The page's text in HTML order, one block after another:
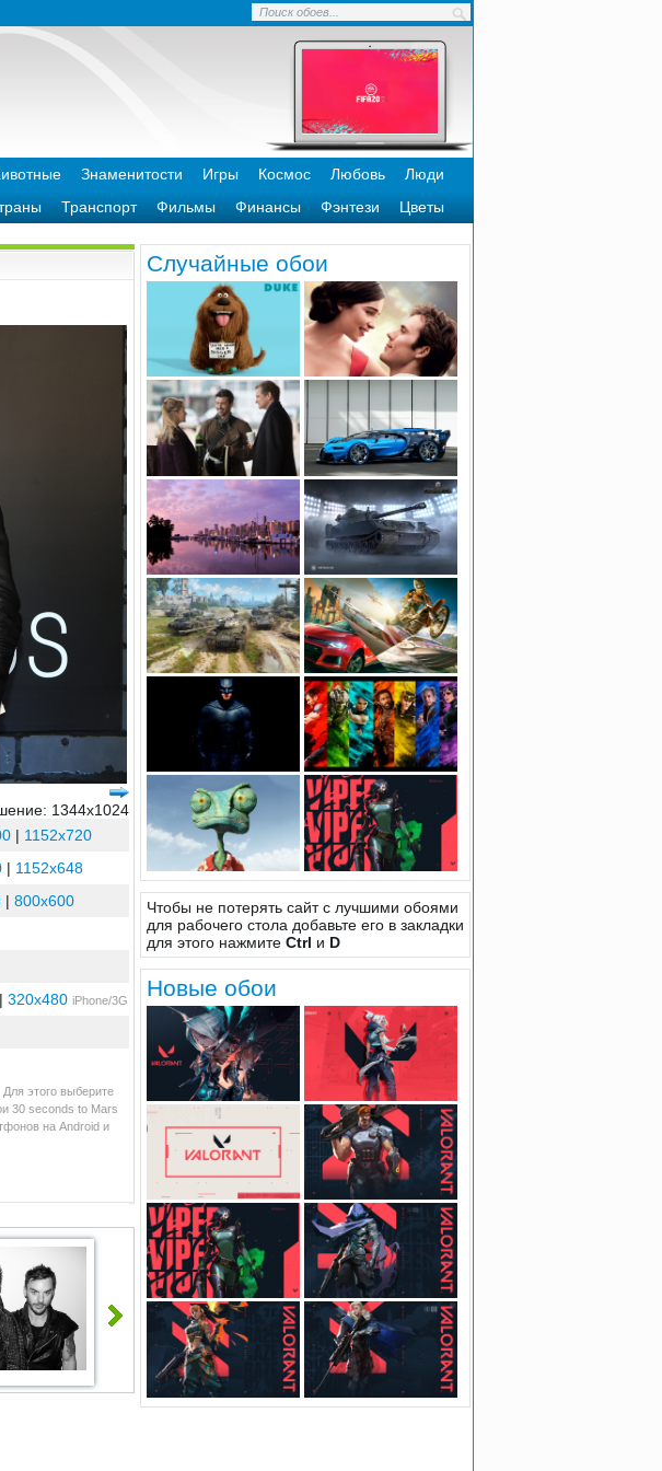
Знаменитости Игры Космос Любовь
Люди
Транспорт Фильмы Финансы Фэнтези Цветы
1344x1024
| 1152x720
| 1152x648
| 800x600
| 320x480 iPhone/3G
этого выберите
30 seconds to Mars
на Android и
Cлучайные обои
Чтобы не потерять сайт с лучшими обоями
для рабочего стола добавьте его в закладки
для этого нажмите Ctrl и D
Новые обои